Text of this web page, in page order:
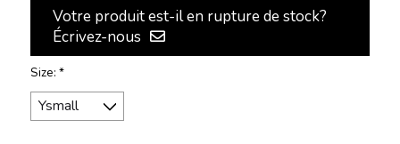
Votre produit est-il en rupture de stock?
Écrivez-nous
Size: *